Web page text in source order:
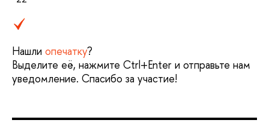
Нашли опечатку?
Выделите её, нажмите Ctrl+Enter и отправьте нам
уведомление. Спасибо за участие!